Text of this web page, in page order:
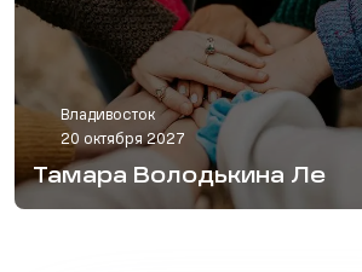
Владивосток
20 октября 2027
Тамара Володькина Ле